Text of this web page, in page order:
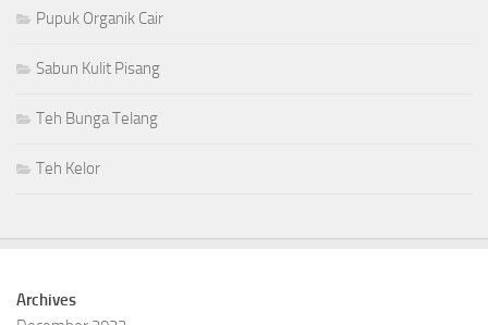
Pupuk Organik Cair
Sabun Kulit Pisang
Teh Bunga Telang
Teh Kelor
Archives